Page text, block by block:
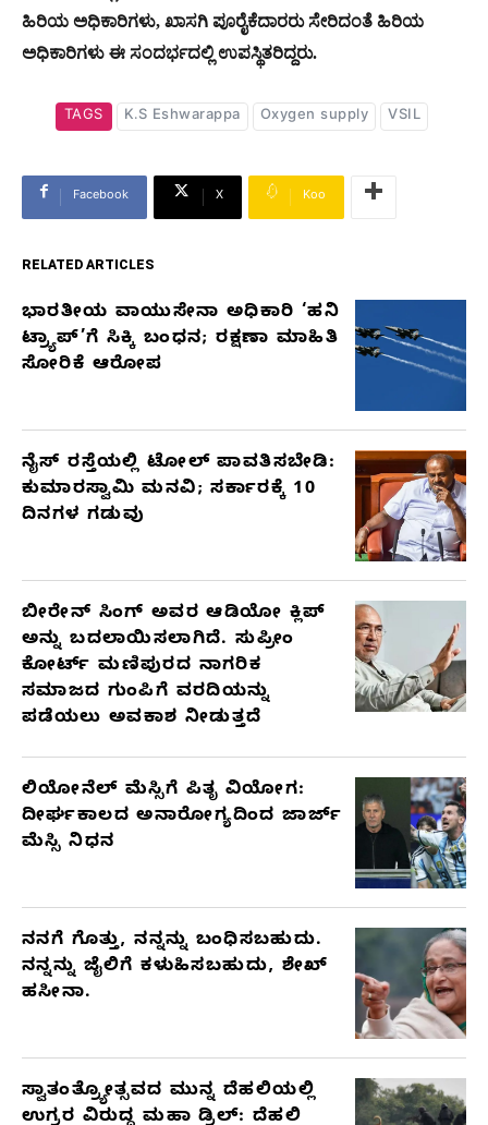
ಹಿರಿಯ ಅಧಿಕಾರಿಗಳು, ಖಾಸಗಿ ಪೂರೈಕೆದಾರರು ಸೇರಿದಂತೆ ಹಿರಿಯ
ಅಧಿಕಾರಿಗಳು ಈ ಸಂದರ್ಭದಲ್ಲಿ ಉಪಸ್ಥಿತರಿದ್ದರು.
TAGS K.S Eshwarappa Oxygen supply VSIL
Facebook X Koo
RELATED ARTICLES
RELATED
ARTICLES
ಭಾರತೀಯ ವಾಯುಸೇನಾ ಅಧಿಕಾರಿ ‘ಹನಿ
ಟ್ರ್ಯಾಪ್’ಗೆ ಸಿಕ್ಕಿ ಬಂಧನ; ರಕ್ಷಣಾ ಮಾಹಿತಿ
ಸೋರಿಕೆ ಆರೋಪ
ನೈಸ್ ರಸ್ತೆಯಲ್ಲಿ ಟೋಲ್ ಪಾವತಿಸಬೇಡಿ:
ಕುಮಾರಸ್ವಾಮಿ ಮನವಿ; ಸರ್ಕಾರಕ್ಕೆ 10
ದಿನಗಳ ಗಡುವು
ಬೀರೇನ್ ಸಿಂಗ್ ಅವರ ಆಡಿಯೋ ಕ್ಲಿಪ್
ಅನ್ನು ಬದಲಾಯಿಸಲಾಗಿದೆ. ಸುಪ್ರೀಂ
ಕೋರ್ಟ್ ಮಣಿಪುರದ ನಾಗರಿಕ
ಸಮಾಜದ ಗುಂಪಿಗೆ ವರದಿಯನ್ನು
ಪಡೆಯಲು ಅವಕಾಶ ನೀಡುತ್ತದೆ
ಲಿಯೋನೆಲ್ ಮೆಸ್ಸಿಗೆ ಪಿತೃ ವಿಯೋಗ:
ದೀರ್ಘಕಾಲದ ಅನಾರೋಗ್ಯದಿಂದ ಜಾರ್ಜ್
ಮೆಸ್ಸಿ ನಿಧನ
ನನಗೆ ಗೊತ್ತು, ನನ್ನನ್ನು ಬಂಧಿಸಬಹುದು.
ನನ್ನನ್ನು ಜೈಲಿಗೆ ಕಳುಹಿಸಬಹುದು, ಶೇಖ್
ಹಸೀನಾ.
ಸ್ವಾತಂತ್ರ್ಯೋತ್ಸವದ ಮುನ್ನ ದೆಹಲಿಯಲ್ಲಿ
ಉಗ್ರರ ವಿರುದ್ಧ ಮಹಾ ಡ್ರಿಲ್: ದೆಹಲಿ